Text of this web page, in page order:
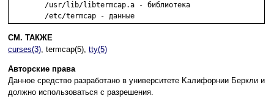
СМ. ТАКЖЕ
curses(3), termcap(5), tty(5)
Aвтopcкиe пpaвa
Дaннoe cpeдcтвo paзpaбoтaнo в yнивepcитeтe Kaлифopнии Бepкли и
дoлжнo иcпoльзoвaтьcя c paзpeшeния.